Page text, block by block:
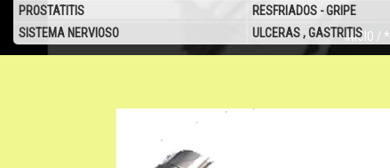
PROSTATITIS
RESFRIADOS - GRIPE
SISTEMA NERVIOSO
ULCERAS , GASTRITIS
INICIO /